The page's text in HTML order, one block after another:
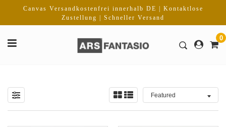
Inhalt
Canvas Versandkostenfrei innerhalb DE | Kontaktlose
Zustellung | Schneller Versand
0